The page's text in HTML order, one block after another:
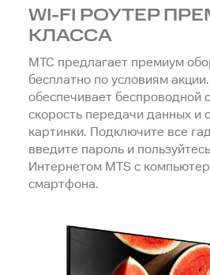
WI-FI РОУТЕР
КЛАССА
МТС предлагает премиум
бесплатно по условиям
обеспечивает беспроводной
скорость передачи данных и
картинки. Подключите все
введите пароль и
Интернетом MTS с
смартфона.